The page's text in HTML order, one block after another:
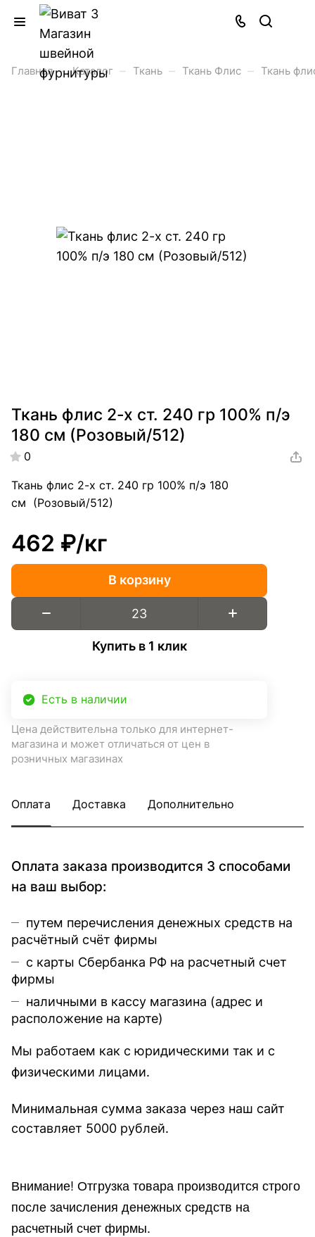
Главная – Каталог – Ткань – Ткань Флис – Ткань
Ткань флис 2-х ст. 240 гр 100% п/э
180 см (Розовый/512)
0
Ткань флис 2-х ст. 240 гр 100% п/э 180
см (Розовый/512)
462 ₽/кг
В корзину
Купить в 1 клик
Есть в наличии
Цена действительна только для интернет-
магазина и может отличаться от цен в
розничных магазинах
Оплата Доставка Дополнительно
Оплата заказа производится 3 способами
на ваш выбор:
путем перечисления денежных средств на
расчётный счёт фирмы
с карты Сбербанка РФ на расчетный счет
фирмы
наличными в кассу магазина (адрес и
расположение на карте)
Мы работаем как с юридическими так и с
физическими лицами.
Минимальная сумма заказа через наш сайт
составляет 5000 рублей.
Внимание! Отгрузка товара производится строго
после зачисления денежных средств на
расчетный счет фирмы.